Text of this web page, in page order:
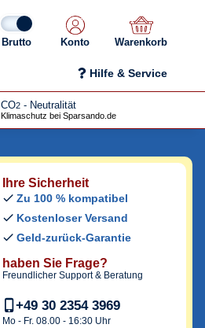
Konto Warenkorb
Hilfe & Service
CO2 - Neutralität
Klimaschutz bei Sparsando.de
Ihre Sicherheit
Zu 100 % kompatibel
Kostenloser Versand
Geld-zurück-Garantie
haben Sie Frage?
Freundlicher Support & Beratung
+49 30 2354 3969
Mo - Fr. 08.00 - 16:30 Uhr